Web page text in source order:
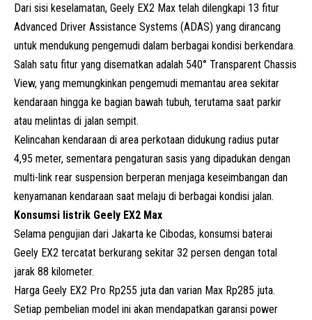
Dari sisi keselamatan, Geely EX2 Max telah dilengkapi 13 fitur
Advanced Driver Assistance Systems (ADAS) yang dirancang
untuk mendukung pengemudi dalam berbagai kondisi berkendara.
Salah satu fitur yang disematkan adalah 540° Transparent Chassis
View, yang memungkinkan pengemudi memantau area sekitar
kendaraan hingga ke bagian bawah tubuh, terutama saat parkir
atau melintas di jalan sempit.
Kelincahan kendaraan di area perkotaan didukung radius putar
4,95 meter, sementara pengaturan sasis yang dipadukan dengan
multi-link rear suspension berperan menjaga keseimbangan dan
kenyamanan kendaraan saat melaju di berbagai kondisi jalan.
Konsumsi listrik Geely EX2 Max
Selama pengujian dari Jakarta ke Cibodas, konsumsi baterai
Geely EX2 tercatat berkurang sekitar 32 persen dengan total
jarak 88 kilometer.
Harga Geely EX2 Pro Rp255 juta dan varian Max Rp285 juta.
Setiap pembelian model ini akan mendapatkan garansi power